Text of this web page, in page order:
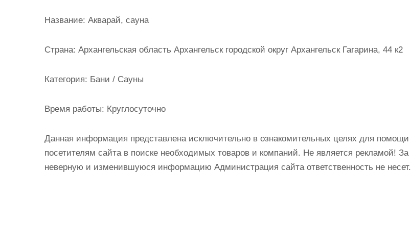
Название: Акварай, сауна
Страна: Архангельская область Архангельск городской округ Архангельск Гагарина, 44 к2
Категория: Бани / Сауны
Время работы: Круглосуточно
Данная информация представлена исключительно в ознакомительных целях для помощи
посетителям сайта в поиске необходимых товаров и компаний. Не является рекламой! За
неверную и изменившуюся информацию Администрация сайта ответственность не несет.